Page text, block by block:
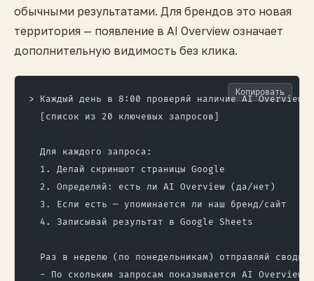
обычными результатами. Для брендов это новая
территория — появление в AI Overview означает
дополнительную видимость без клика.
> Каждый день в 8:00 проверяй наличие AI Overview
  [список из 20 ключевых запросов]
  Для каждого запроса:
  1. Делай скриншот страницы Google
  2. Определяй: есть ли AI Overview (да/нет)
  3. Если есть — упоминается ли наш бренд/сайт
  4. Записывай результат в Google Sheets
Раз в неделю (по понедельникам) отправляй сводку
  - По скольким запросам показывается AI Overview
Копировать